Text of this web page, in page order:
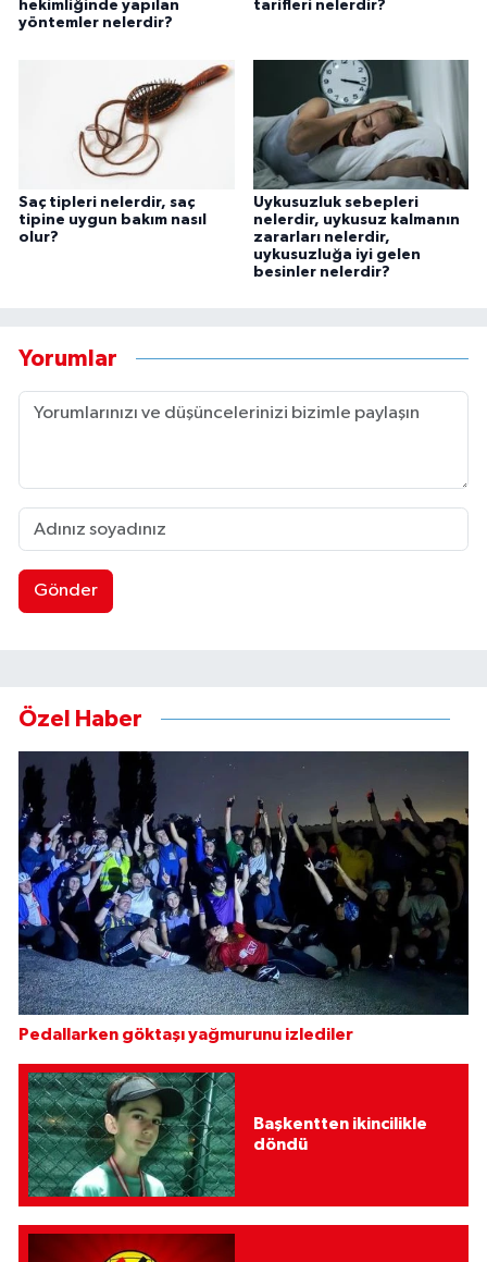
hekimliğinde yapılan
yöntemler nelerdir?
tarifleri nelerdir?
Saç tipleri nelerdir, saç
tipine uygun bakım nasıl
olur?
Uykusuzluk sebepleri
nelerdir, uykusuz kalmanın
zararları nelerdir,
uykusuzluğa iyi gelen
besinler nelerdir?
Yorumlar
Gönder
Özel Haber
Pedallarken göktaşı yağmurunu izlediler
Başkentten ikincilikle
döndü